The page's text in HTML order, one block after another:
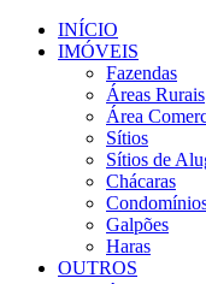
INÍCIO
IMÓVEIS
Fazendas
Áreas Rurais
Área
Sítios
Sítios de
Chácaras
Galpões
Haras
OUTROS